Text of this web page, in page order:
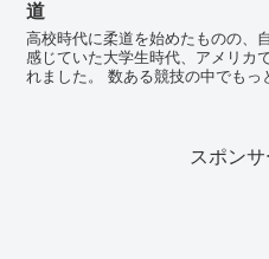
道
高校時代に柔道を始めたものの、
感じていた大学生時代、アメリカ
れました。 数ある競技の中でもっとも楽しみにしていた柔道競技は
スポン